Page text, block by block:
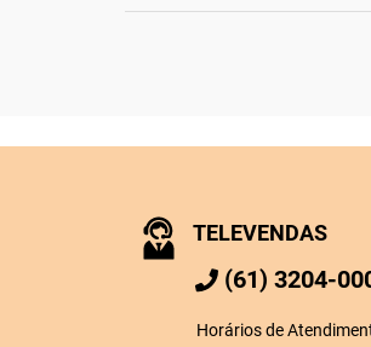
TELEVENDAS
(61) 3204-
Horários de